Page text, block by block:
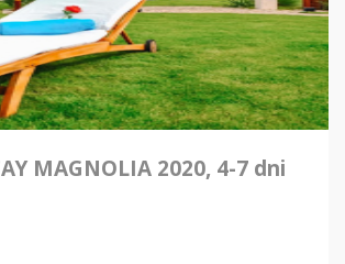
MAGNOLIA 2020, 4-7 dni